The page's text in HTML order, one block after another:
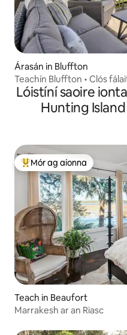
Árasán in Bluffton
Teachín
Lóistíní saoire
Hunting
An-mhór ag aíonna
Mór ag aíonna
Teach in Beaufort
Marrakesh ar an Riasc